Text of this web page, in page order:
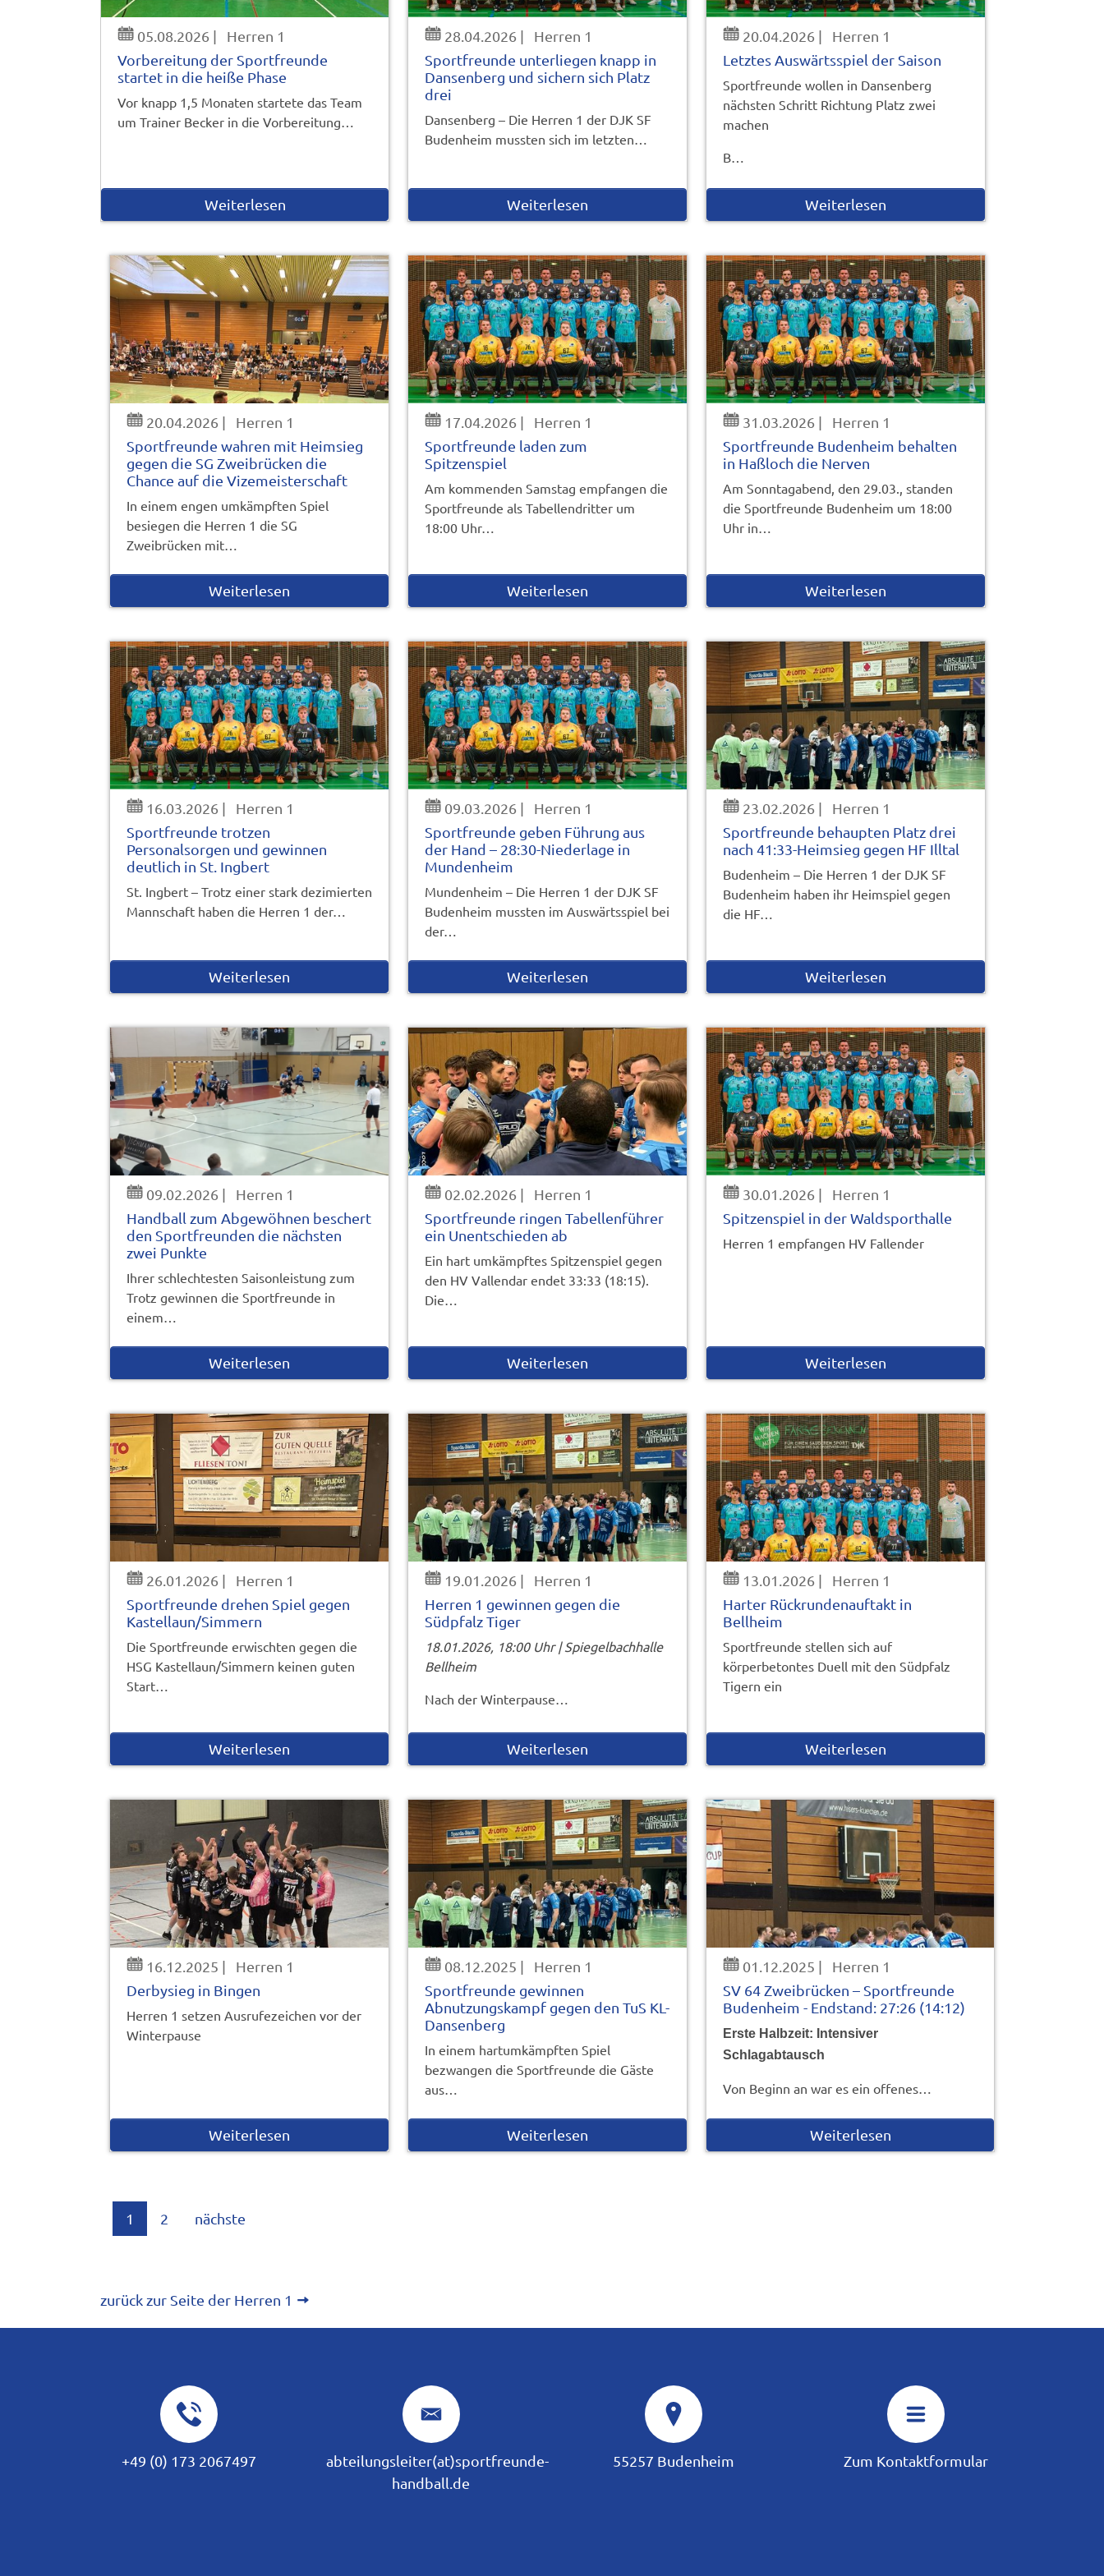
05.08.2026 |
Herren 1
Vorbereitung der Sportfreunde
startet in die heiße Phase
Vor knapp 1,5 Monaten startete das Team
um Trainer Becker in die Vorbereitung…
Weiterlesen
28.04.2026 |
Herren 1
Sportfreunde unterliegen knapp in
Dansenberg und sichern sich Platz
drei
Dansenberg – Die Herren 1 der DJK SF
Budenheim mussten sich im letzten…
Weiterlesen
20.04.2026 |
Herren 1
Letztes Auswärtsspiel der Saison
Sportfreunde wollen in Dansenberg
nächsten Schritt Richtung Platz zwei
machen
B…
Weiterlesen
20.04.2026 |
Herren 1
Sportfreunde wahren mit Heimsieg
gegen die SG Zweibrücken die
Chance auf die Vizemeisterschaft
In einem engen umkämpften Spiel
besiegen die Herren 1 die SG
Zweibrücken mit…
Weiterlesen
17.04.2026 |
Herren 1
Sportfreunde laden zum
Spitzenspiel
Am kommenden Samstag empfangen die
Sportfreunde als Tabellendritter um
18:00 Uhr…
Weiterlesen
31.03.2026 |
Herren 1
Sportfreunde Budenheim behalten
in Haßloch die Nerven
Am Sonntagabend, den 29.03., standen
die Sportfreunde Budenheim um 18:00
Uhr in…
Weiterlesen
16.03.2026 |
Herren 1
Sportfreunde trotzen
Personalsorgen und gewinnen
deutlich in St. Ingbert
St. Ingbert – Trotz einer stark dezimierten
Mannschaft haben die Herren 1 der…
Weiterlesen
09.03.2026 |
Herren 1
Sportfreunde geben Führung aus
der Hand – 28:30-Niederlage in
Mundenheim
Mundenheim – Die Herren 1 der DJK SF
Budenheim mussten im Auswärtsspiel bei
der…
Weiterlesen
23.02.2026 |
Herren 1
Sportfreunde behaupten Platz drei
nach 41:33-Heimsieg gegen HF Illtal
Budenheim – Die Herren 1 der DJK SF
Budenheim haben ihr Heimspiel gegen
die HF…
Weiterlesen
09.02.2026 |
Herren 1
Handball zum Abgewöhnen beschert
den Sportfreunden die nächsten
zwei Punkte
Ihrer schlechtesten Saisonleistung zum
Trotz gewinnen die Sportfreunde in
einem…
Weiterlesen
02.02.2026 |
Herren 1
Sportfreunde ringen Tabellenführer
ein Unentschieden ab
Ein hart umkämpftes Spitzenspiel gegen
den HV Vallendar endet 33:33 (18:15).
Die…
Weiterlesen
30.01.2026 |
Herren 1
Spitzenspiel in der Waldsporthalle
Herren 1 empfangen HV Fallender
Weiterlesen
26.01.2026 |
Herren 1
Sportfreunde drehen Spiel gegen
Kastellaun/Simmern
Die Sportfreunde erwischten gegen die
HSG Kastellaun/Simmern keinen guten
Start…
Weiterlesen
19.01.2026 |
Herren 1
Herren 1 gewinnen gegen die
Südpfalz Tiger
18.01.2026, 18:00 Uhr | Spiegelbachhalle
Bellheim
Nach der Winterpause…
Weiterlesen
13.01.2026 |
Herren 1
Harter Rückrundenauftakt in
Bellheim
Sportfreunde stellen sich auf
körperbetontes Duell mit den Südpfalz
Tigern ein
Weiterlesen
16.12.2025 |
Herren 1
Derbysieg in Bingen
Herren 1 setzen Ausrufezeichen vor der
Winterpause
Weiterlesen
08.12.2025 |
Herren 1
Sportfreunde gewinnen
Abnutzungskampf gegen den TuS KL-
Dansenberg
In einem hartumkämpften Spiel
bezwangen die Sportfreunde die Gäste
aus…
Weiterlesen
01.12.2025 |
Herren 1
SV 64 Zweibrücken – Sportfreunde
Budenheim - Endstand: 27:26 (14:12)
Erste Halbzeit: Intensiver
Schlagabtausch
Von Beginn an war es ein offenes…
Weiterlesen
1 2 nächste
zurück zur Seite der Herren 1
+49 (0) 173 2067497
abteilungsleiter(at)sportfreunde-
handball.de
55257 Budenheim Zum Kontaktformular